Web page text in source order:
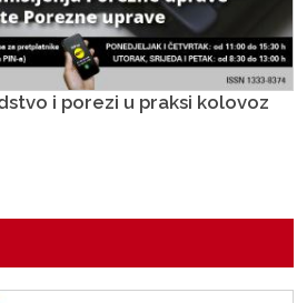
i porezi u praksi kolovoz